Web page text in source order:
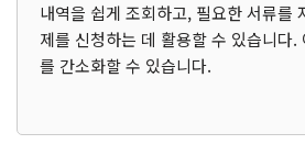
내역을 쉽게 조회하고, 필요한 서류를
제를 신청하는 데 활용할 수 있습니다
를 간소화할 수 있습니다.